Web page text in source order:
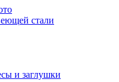
стали
и заглушки